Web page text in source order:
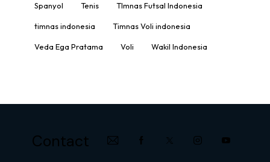
Spanyol Tenis TImnas Futsal Indonesia
timnas indonesia Timnas Voli indonesia
Veda Ega Pratama Voli Wakil Indonesia
Contact